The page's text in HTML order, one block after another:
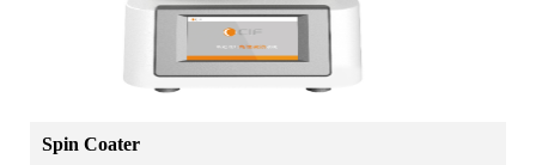
Spin Coater